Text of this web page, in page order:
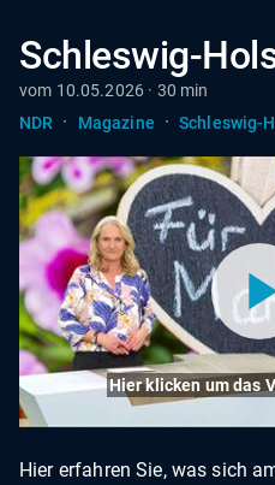
Schleswig-
vom 10.05.2026 · 30 min
NDR
· Magazine · Schleswig-
Hier klicken um das
Hier erfahren Sie, was sich